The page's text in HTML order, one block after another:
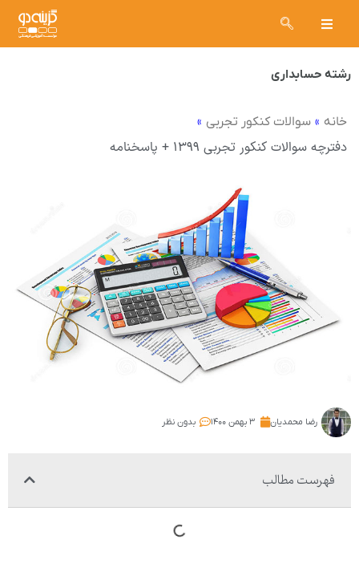
رشته حسابداری
خانه » سوالات کنکور تجربی »
دفترچه سوالات کنکور تجربی ۱۳۹۹ + پاسخنامه
رضا محمدیان ۳ بهمن ۱۴۰۰ بدون نظر
فهرست مطالب